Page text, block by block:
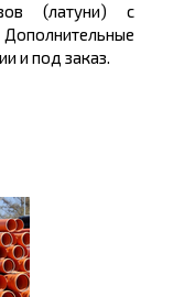
(латуни) с
и под заказ.